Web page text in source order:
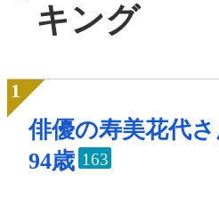
キング
俳優の寿美花代さ
94歳 163